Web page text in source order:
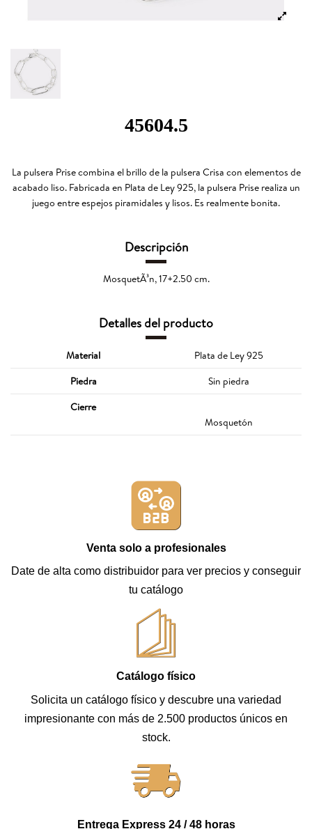
45604.5
La pulsera Prise combina el brillo de la pulsera Crisa con elementos de
acabado liso. Fabricada en Plata de Ley 925, la pulsera Prise realiza un
juego entre espejos piramidales y lisos. Es realmente bonita.
Descripción
MosquetÃ³n, 17+2.50 cm.
Detalles del producto
Material
Plata de Ley 925
Piedra
Sin piedra
Cierre
Mosquetón
Venta solo a profesionales
Date de alta como distribuidor para ver precios y conseguir
tu catálogo
Catálogo físico
Solicita un catálogo físico y descubre una variedad
impresionante con más de 2.500 productos únicos en
stock.
Entrega Express 24 / 48 horas